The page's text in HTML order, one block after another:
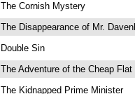
The Cornish Mystery
The Disappearance of Mr.
Double Sin
The Adventure of the Cheap Flat
The Kidnapped Prime Minister